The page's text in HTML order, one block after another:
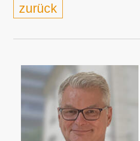
zurück